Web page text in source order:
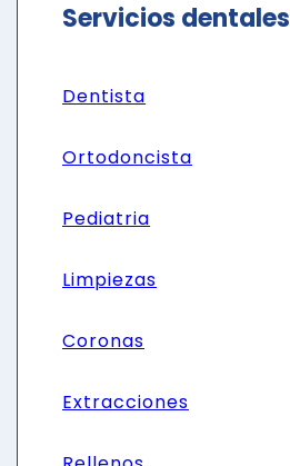
Servicios dentales
Dentista
Ortodoncista
Pediatria
Limpiezas
Coronas
Extracciones